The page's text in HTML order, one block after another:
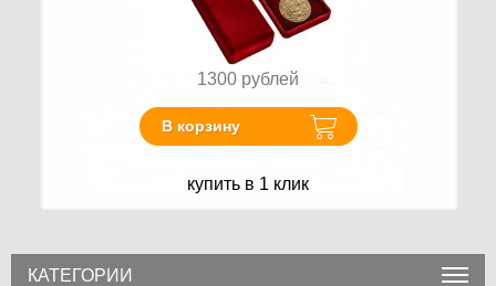
1300 рублей
В корзину
купить в 1 клик
КАТЕГОРИИ